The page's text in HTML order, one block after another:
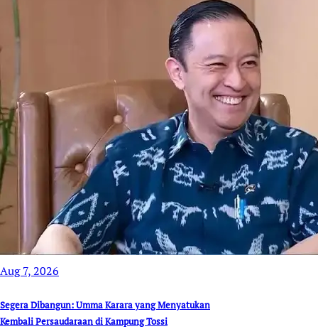
Aug 7, 2026
Segera Dibangun: Umma Karara yang Menyatukan
Kembali Persaudaraan di Kampung Tossi